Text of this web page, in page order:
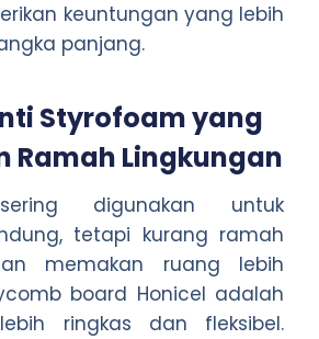
keuntungan yang lebih
panjang.
Styrofoam yang
Ramah Lingkungan
digunakan untuk
tetapi kurang ramah
memakan ruang lebih
board Honicel adalah
ringkas dan fleksibel.